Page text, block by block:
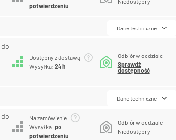
potwierdzeniu
Niedostępny
Dane techniczne
do
Dostępny z dostawą
Wysyłka:24 h
Odbiór w oddziale
Sprawdź
dostępność
Dane techniczne
do
Na zamówienie
Wysyłka:po
potwierdzeniu
Odbiór w oddziale
Niedostępny